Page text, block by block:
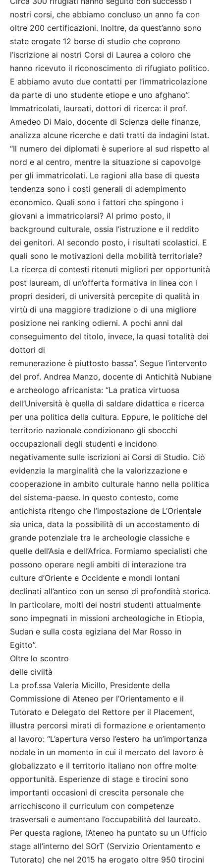
nostri corsi, che abbiamo concluso un anno fa con
oltre 200 certificazioni. Inoltre, da quest’anno sono
state erogate 12 borse di studio che coprono
l’iscrizione ai nostri Corsi di Laurea a coloro che
hanno ricevuto il riconoscimento di rifugiato politico.
E abbiamo avuto due contatti per l’immatricolazione
da parte di uno studente etiope e uno afghano”.
Immatricolati, laureati, dottori di ricerca: il prof.
Amedeo Di Maio, docente di Scienza delle finanze,
analizza alcune ricerche e dati tratti da indagini Istat.
“Il numero dei diplomati è superiore al sud rispetto al
nord e al centro, mentre la situazione si capovolge
per gli immatricolati. Le ragioni alla base di questa
tendenza sono i costi generali di adempimento
economico. Quali sono i fattori che spingono i
giovani a immatricolarsi? Al primo posto, il
background culturale, ossia l’istruzione e il reddito
dei genitori. Al secondo posto, i risultati scolastici. E
quali sono le motivazioni della mobilità territoriale?
La ricerca di contesti ritenuti migliori per opportunità
post lauream, di un’offerta formativa in linea con i
propri desideri, di università percepite di qualità in
virtù di una maggiore tradizione o di una migliore
posizione nei ranking odierni. A pochi anni dal
conseguimento del titolo, invece, la quasi totalità dei
dottori di
remunerazione è piuttosto bassa”. Segue l’intervento
del prof. Andrea Manzo, docente di Antichità Nubiane
e archeologo africanista: “La pratica virtuosa
dell’Università è quella di saldare didattica e ricerca
per una politica della cultura. Eppure, le politiche del
territorio nazionale condizionano gli sbocchi
occupazionali degli studenti e incidono
negativamente sulle iscrizioni ai Corsi di Studio. Ciò
evidenzia la marginalità che la valorizzazione e
cooperazione in ambito culturale hanno nella politica
del sistema-paese. In questo contesto, come
antichista ritengo che l’impostazione de L’Orientale
sia unica, data la possibilità di un accostamento di
grande potenziale tra le archeologie classiche e
quelle dell’Asia e dell’Africa. Formiamo specialisti che
possono operare negli ambiti di interazione tra
culture d’Oriente e Occidente e mondi lontani
declinati all’antico con un senso di profondità storica.
In particolare, molti dei nostri studenti attualmente
sono impegnati in missioni archeologiche in Etiopia,
Sudan e sulla costa egiziana del Mar Rosso in
Egitto”.
Oltre lo scontro
delle civiltà
La prof.ssa Valeria Micillo, Presidente della
Commissione di Ateneo per l’Orientamento e il
Tutorato e Delegato del Rettore per il Placement,
illustra percorsi mirati di formazione e orientamento
al lavoro: “L’apertura verso l’estero ha un’importanza
nodale in un momento in cui il mercato del lavoro è
globalizzato e il territorio italiano non offre molte
opportunità. Esperienze di stage e tirocini sono
importanti occasioni di crescita personale che
arricchiscono il curriculum con competenze
trasversali e aumentano l’occupabilità del laureato.
Per questa ragione, l’Ateneo ha puntato su un Ufficio
stage all’interno del SOrT (Servizio Orientamento e
Tutorato) che nel 2015 ha erogato oltre 950 tirocini